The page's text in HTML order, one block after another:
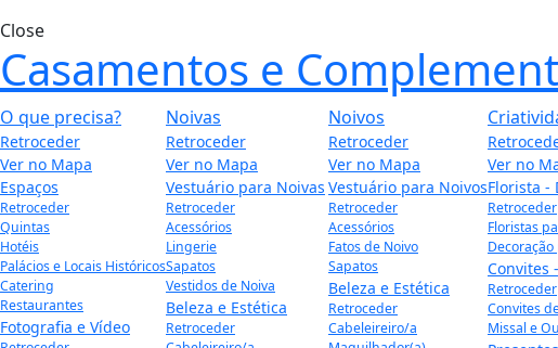
Close
Casamentos e
O que precisa?
Retroceder
Ver no Mapa
Espaços
Retroceder
Quintas
Hotéis
Palácios e Locais Históricos
Catering
Restaurantes
Fotografia e Vídeo
Noivas
Retroceder
Ver no Mapa
Vestuário para Noivas
Retroceder
Acessórios
Lingerie
Sapatos
Vestidos de Noiva
Beleza e Estética
Retroceder
Noivos
Retroceder
Ver no Mapa
Vestuário para Noivos
Retroceder
Acessórios
Fatos de Noivo
Sapatos
Beleza e Estética
Retroceder
Cabeleireiro/a
Ver no
Florista -
Retroceder
Floristas
Convites
Retroceder
Convites
Missal e